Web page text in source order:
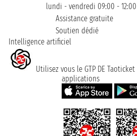
lundi - vendredi 09:00 - 12:00
Assistance gratuite
Soutien dédié
Intelligence artificiel
Utilisez vous le GTP DE
applications